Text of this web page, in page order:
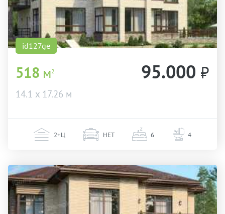
id127ge
518 м2
14.1 х 17.26 м
95.000 ₽
2+Ц НЕТ 6 4